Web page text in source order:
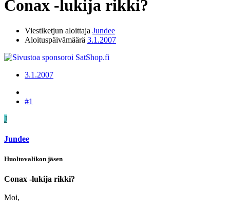
Conax -lukija rikki?
Viestiketjun aloittaja Jundee
Aloituspäivämäärä 3.1.2007
3.1.2007
#1
J
Jundee
Huoltovalikon jäsen
Conax -lukija rikki?
Moi,